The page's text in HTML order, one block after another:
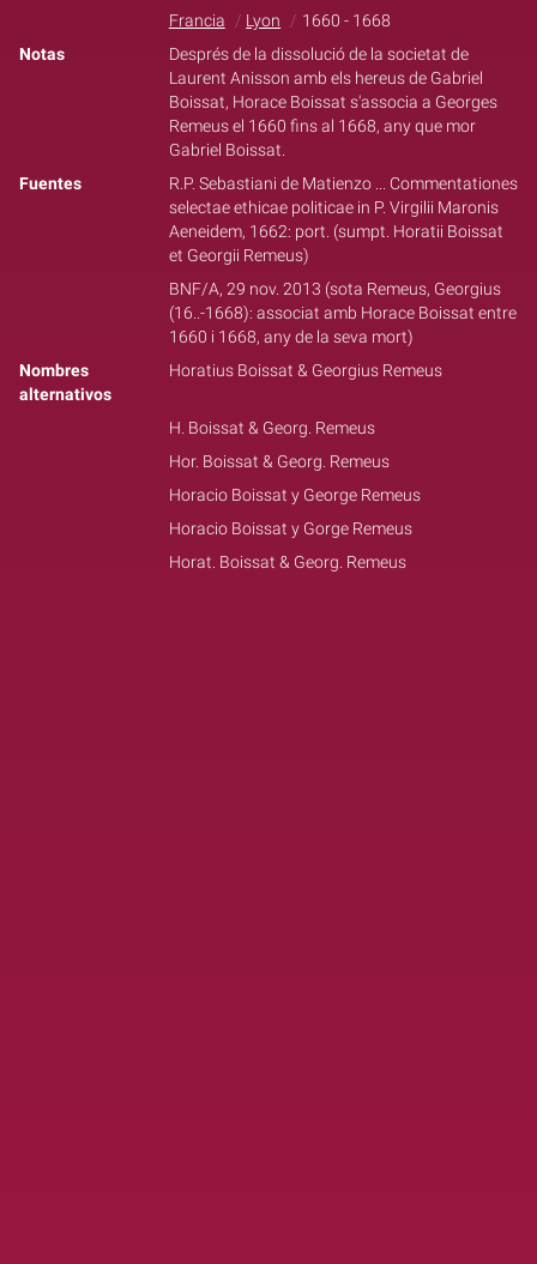
Francia Lyon
1660 - 1668
Notas
Després de la dissolució de la societat de
Laurent Anisson amb els hereus de Gabriel
Boissat, Horace Boissat s'associa a Georges
Remeus el 1660 fins al 1668, any que mor
Gabriel Boissat.
Fuentes
R.P. Sebastiani de Matienzo ... Commentationes
selectae ethicae politicae in P. Virgilii Maronis
Aeneidem, 1662: port. (sumpt. Horatii Boissat
et Georgii Remeus)
BNF/A, 29 nov. 2013 (sota Remeus, Georgius
(16..-1668): associat amb Horace Boissat entre
1660 i 1668, any de la seva mort)
Nombres
alternativos
Horatius Boissat & Georgius Remeus
H. Boissat & Georg. Remeus
Hor. Boissat & Georg. Remeus
Horacio Boissat y George Remeus
Horacio Boissat y Gorge Remeus
Horat. Boissat & Georg. Remeus